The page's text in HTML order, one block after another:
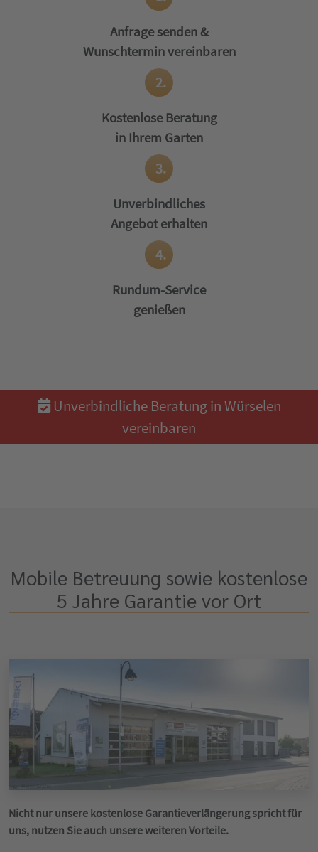
Anfrage senden &
Wunschtermin vereinbaren
2.
Kostenlose Beratung
in Ihrem Garten
3.
Unverbindliches
Angebot erhalten
4.
Rundum-Service
genießen
Unverbindliche Beratung in Würselen
vereinbaren
Mobile Betreuung sowie kostenlose
5 Jahre Garantie vor Ort
Nicht nur unsere kostenlose Garantieverlängerung spricht für
uns, nutzen Sie auch unsere weiteren Vorteile.